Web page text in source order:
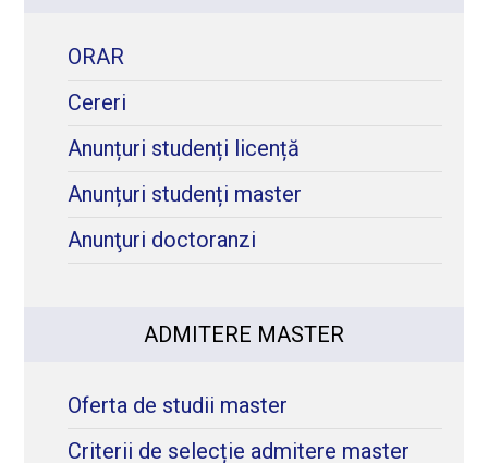
ORAR
Cereri
Anunțuri studenți licență
Anunțuri studenți master
Anunţuri doctoranzi
ADMITERE MASTER
Oferta de studii master
Criterii de selecție admitere master